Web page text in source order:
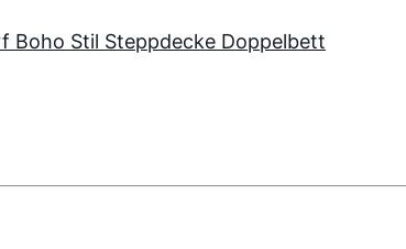
Boho Stil Steppdecke Doppelbett